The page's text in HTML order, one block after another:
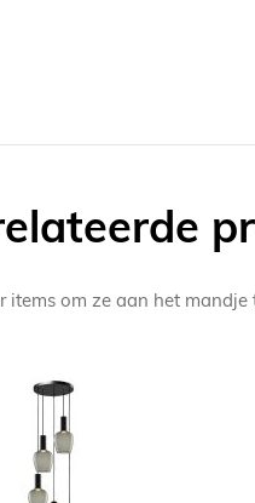
items om ze aan het